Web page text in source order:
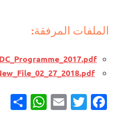
الملفات المرفقة:
Facebook
Twitter
Email